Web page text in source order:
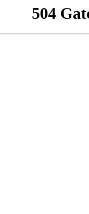
504